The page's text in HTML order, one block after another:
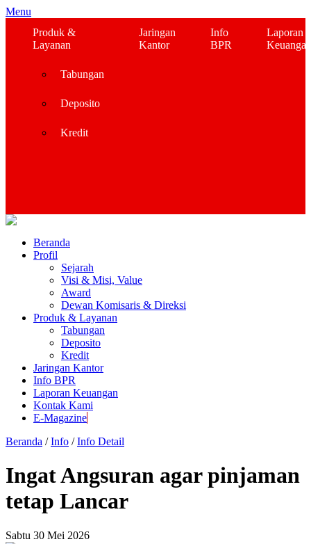
Menu
Produk &
Layanan
Tabungan
Deposito
Kredit
Jaringan
Kantor
Info
BPR
Laporan
Keuangan
Beranda
Profil
Sejarah
Visi & Misi, Value
Award
Dewan Komisaris & Direksi
Produk & Layanan
Tabungan
Deposito
Kredit
Jaringan Kantor
Info BPR
Laporan Keuangan
Kontak Kami
E-Magazine
Beranda /Info /Info Detail
Ingat Angsuran agar pinjaman
tetap Lancar
Sabtu 30 Mei 2026